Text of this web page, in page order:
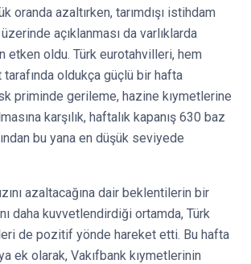
oranda azaltırken, tarımdışı istihdam
açıklanması da varlıklarda
etken oldu. Türk eurotahvilleri, hem
oldukça güçlü bir hafta
priminde gerileme, hazine kıymetlerine
karşılık, haftalık kapanış 630 baz
bu yana en düşük seviyede
azaltacağına dair beklentilerin bir
daha kuvvetlendirdiği ortamda, Türk
de pozitif yönde hareket etti. Bu hafta
ek olarak, Vakıfbank kıymetlerinin